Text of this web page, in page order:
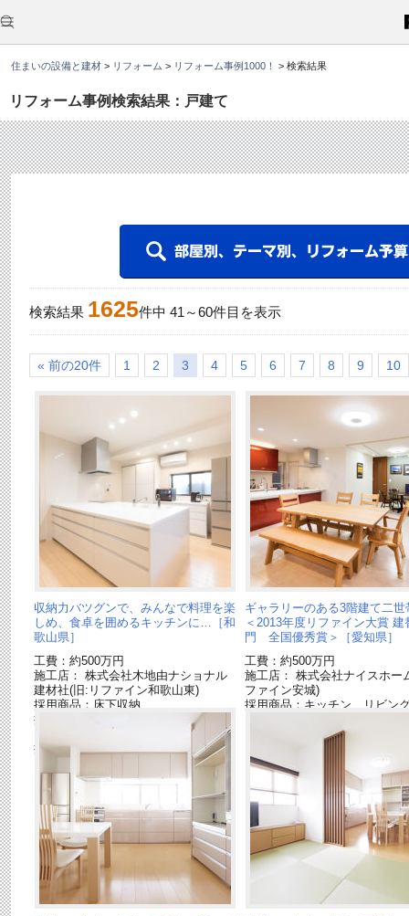
住まいの設備と建材 > リフォーム > リフォーム事例1000！ > 検索結果
リフォーム事例検索結果：戸建て
こ
か
ら
文
す
検索結果 1625件中 41 ～60件目を表示
« 前の20件 1 2 3 4 5 6 7 8 9 10
収納力バツグンで、みんなで料理を楽
しめ、食卓を囲めるキッチンに…［和
歌山県］
工費：約500万円
施工店： 株式会社木地由ナショナル
建材社(旧:リファイン和歌山東)
採用商品：床下収納
採用商品：カップボード アクティブ
採用商品：Ｌクラス キッチン
ギャラリーのある3階建て二世
＜2013年度リファイン大賞 建
門 全国優秀賞＞［愛知県］
工費：約500万円
施工店： 株式会社ナイスホー
ファイン安城)
採用商品：キッチン リビン